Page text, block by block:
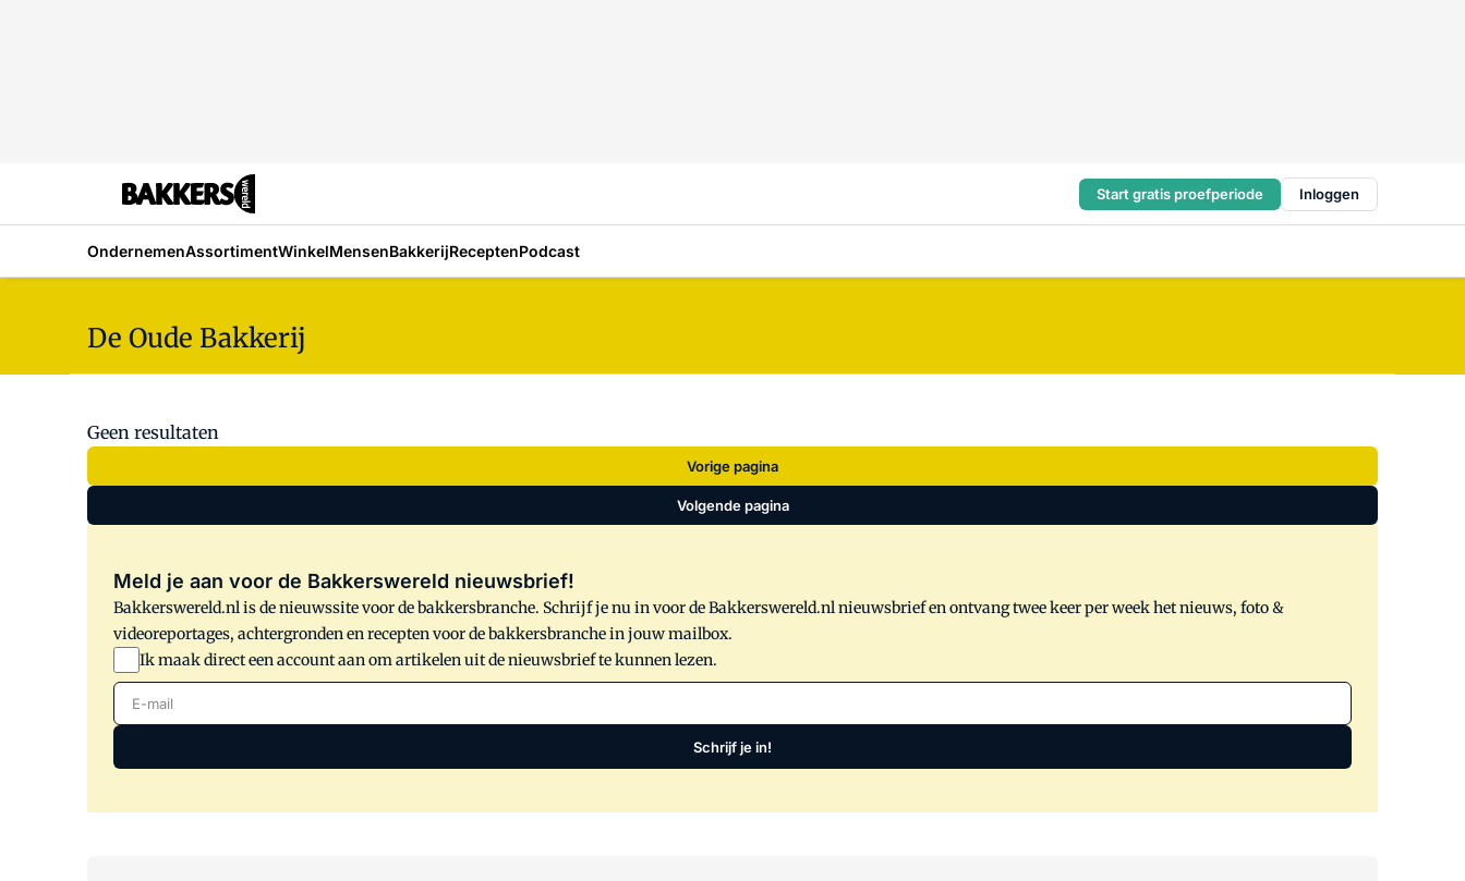
Start gratis proefperiode Inloggen
OndernemenAssortimentWinkelMensenBakkerijReceptenPodcast
De Oude Bakkerij
Geen resultaten
Vorige pagina
Volgende pagina
Meld je aan voor de Bakkerswereld nieuwsbrief!
Bakkerswereld.nl is de nieuwssite voor de bakkersbranche. Schrijf je nu in voor de Bakkerswereld.nl nieuwsbrief en ontvang twee keer per week het nieuws, foto &
videoreportages, achtergronden en recepten voor de bakkersbranche in jouw mailbox.
Ik maak direct een account aan om artikelen uit de nieuwsbrief te kunnen lezen.
E-mail
Schrijf je in!